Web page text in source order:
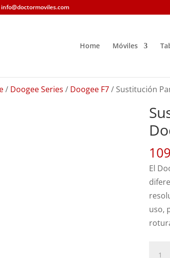
info@doctormoviles.com
Home Móviles
/ Doogee Series / Doogee F7/ Sustitución
El
uso,